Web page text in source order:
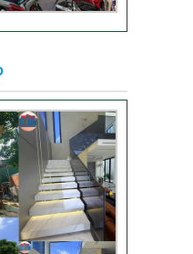
hàng xây nhà
tại TP Thủ
sửa nhà trọn
Tân Bình
hình ảnh thi
nhà anh Hiếu